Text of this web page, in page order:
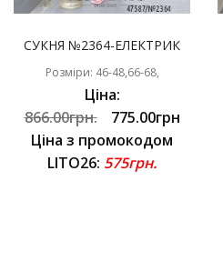
СУКНЯ №2364-ЕЛЕКТРИК
Розміри: 46-48,66-68,
Ціна:
866.00грн.
775.00грн
Ціна з промокодом
LITO26: 575грн.